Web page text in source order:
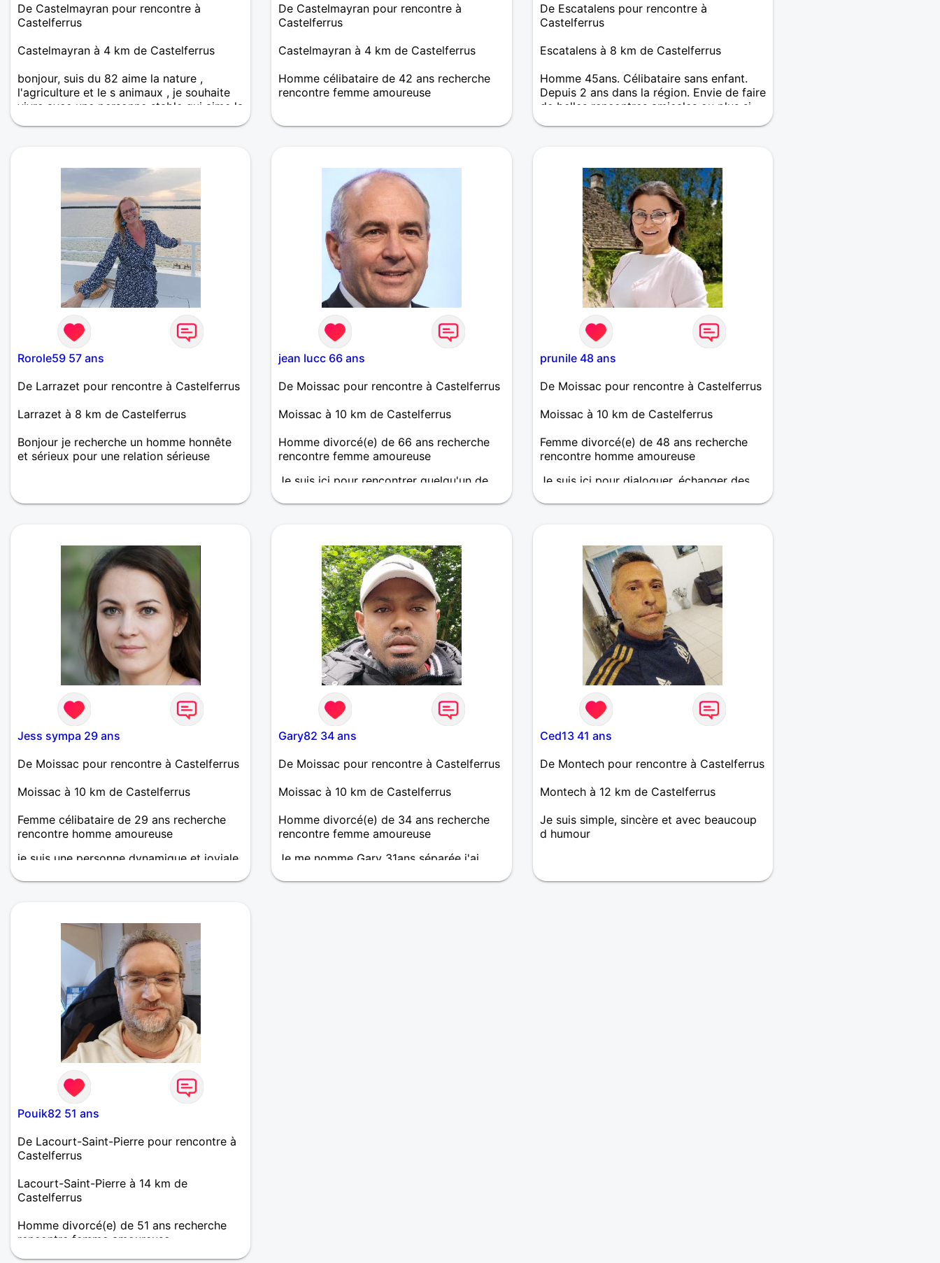
De Castelmayran pour rencontre à
Castelferrus
Castelmayran à 4 km de Castelferrus
bonjour, suis du 82 aime la nature ,
l'agriculture et le s animaux , je souhaite
vivre avec une personne stable qui aime la
De Castelmayran pour rencontre à
Castelferrus
Castelmayran à 4 km de Castelferrus
Homme célibataire de 42 ans recherche
rencontre femme amoureuse
suis ici pour dialoguer et pourquoi pas
balades, le cinéma, les restos, les plages.
Au plaisir de vous rencontrer.
De Escatalens pour rencontre à
Castelferrus
Escatalens à 8 km de Castelferrus
Homme 45ans. Célibataire sans enfant.
Depuis 2 ans dans la région. Envie de faire
de belles rencontres amicales ou plus si
Rorole59 57 ans
De Larrazet pour rencontre à Castelferrus
Larrazet à 8 km de Castelferrus
Bonjour je recherche un homme honnête
et sérieux pour une relation sérieuse
jean lucc 66 ans
De Moissac pour rencontre à Castelferrus
Moissac à 10 km de Castelferrus
Homme divorcé(e) de 66 ans recherche
rencontre femme amoureuse
Je suis ici pour rencontrer quelqu'un de
prunile 48 ans
De Moissac pour rencontre à Castelferrus
Moissac à 10 km de Castelferrus
Femme divorcé(e) de 48 ans recherche
rencontre homme amoureuse
Je suis ici pour dialoguer, échanger des
Jess sympa 29 ans
De Moissac pour rencontre à Castelferrus
Moissac à 10 km de Castelferrus
Femme célibataire de 29 ans recherche
rencontre homme amoureuse
je suis une personne dynamique et joviale
et pour le reste laissons le temps au
Gary82 34 ans
De Moissac pour rencontre à Castelferrus
Moissac à 10 km de Castelferrus
Homme divorcé(e) de 34 ans recherche
rencontre femme amoureuse
Je me nomme Gary 31ans séparée j'ai
réunion je travaille dans le bâtiment je suis
Ced13 41 ans
De Montech pour rencontre à Castelferrus
Montech à 12 km de Castelferrus
Je suis simple, sincère et avec beaucoup
d humour
Pouik82 51 ans
De Lacourt-Saint-Pierre pour rencontre à
Castelferrus
Lacourt-Saint-Pierre à 14 km de
Castelferrus
Homme divorcé(e) de 51 ans recherche
rencontre femme amoureuse